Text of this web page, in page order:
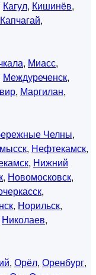
Кагул, Кишинёв,
Капчагай,
, Миасс,
Междуреченск,
, Маргилан,
Челны,
, Нефтекамск,
, Нижний
, Новомосковск,
,
, Норильск,
Николаев,
, Орёл, Оренбург,